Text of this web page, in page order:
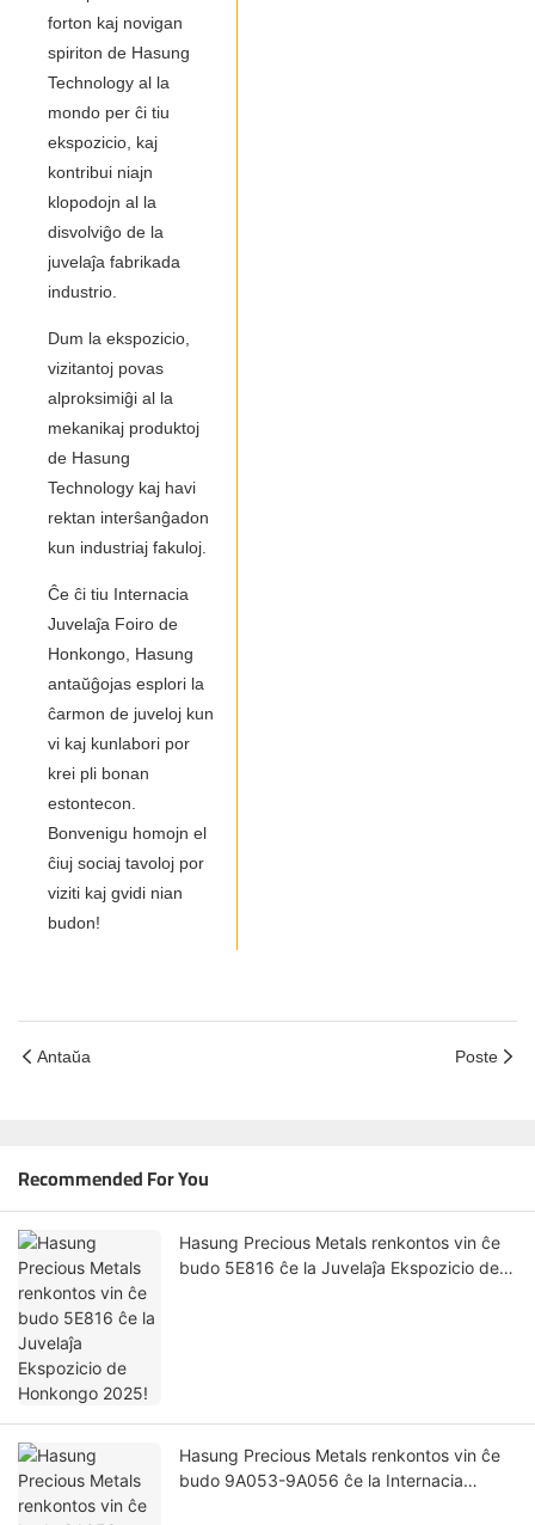
forton kaj novigan
spiriton de Hasung
Technology al la
mondo per ĉi tiu
ekspozicio, kaj
kontribui niajn
klopodojn al la
disvolviĝo de la
juvelaĵa fabrikada
industrio.
Dum la ekspozicio,
vizitantoj povas
alproksimiĝi al la
mekanikaj produktoj
de Hasung
Technology kaj havi
rektan interŝanĝadon
kun industriaj fakuloj.
Ĉe ĉi tiu Internacia
Juvelaĵa Foiro de
Honkongo, Hasung
antaŭĝojas esplori la
ĉarmon de juveloj kun
vi kaj kunlabori por
krei pli bonan
estontecon.
Bonvenigu homojn el
ĉiuj sociaj tavoloj por
viziti kaj gvidi nian
budon!
Antaŭa Poste
Recommended For You
Hasung Precious Metals renkontos vin ĉe
budo 5E816 ĉe la Juvelaĵa Ekspozicio de
Hasung Precious Metals renkontos vin ĉe
budo 9A053-9A056 ĉe la Internacia